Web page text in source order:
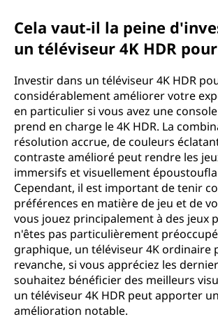
Cela vaut-il la peine
un téléviseur 4K HDR
Investir dans un téléviseur 4K HDR
considérablement améliorer votre
en particulier si vous avez une
prend en charge le 4K HDR. La
résolution accrue, de couleurs
contraste amélioré peut rendre les
immersifs et visuellement
Cependant, il est important de tenir
préférences en matière de jeu et de
vous jouez principalement à des jeux
n'êtes pas particulièrement
graphique, un téléviseur 4K ordinaire
revanche, si vous appréciez les
souhaitez bénéficier des meilleurs
un téléviseur 4K HDR peut apporter
amélioration notable.